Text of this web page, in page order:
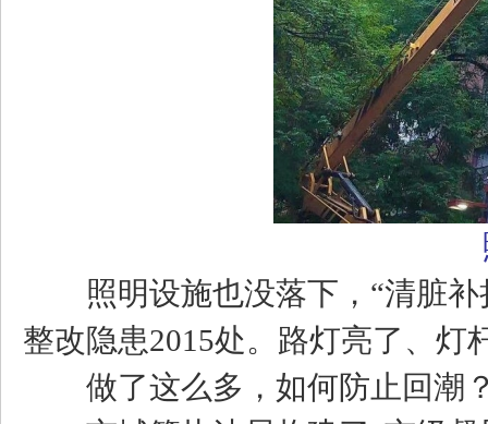
照明设施也没落下，“清脏补
整改隐患2015处。路灯亮了、灯
做了这么多，如何防止回潮